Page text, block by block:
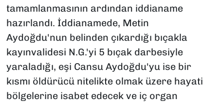
tamamlanmasının ardından iddianame
hazırlandı. İddianamede, Metin
Aydoğdu'nun belinden çıkardığı bıçakla
kayınvalidesi N.G.'yi 5 bıçak darbesiyle
yaraladığı, eşi Cansu Aydoğdu'yu ise bir
kısmı öldürücü nitelikte olmak üzere hayati
bölgelerine isabet edecek ve iç organ